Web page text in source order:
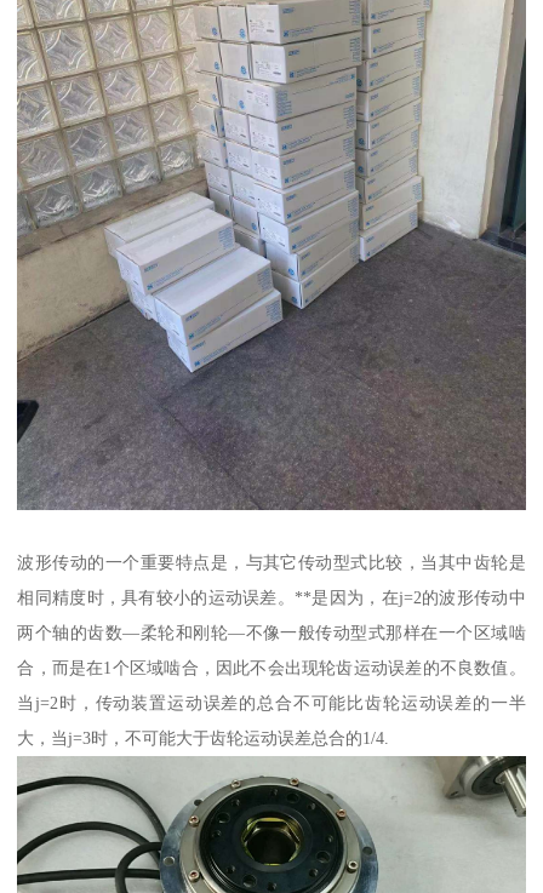
波形传动的一个重要特点是，与其它传动型式比较，当其中齿轮是
相同精度时，具有较小的运动误差。**是因为，在j=2的波形传动中
两个轴的齿数—柔轮和刚轮—不像一般传动型式那样在一个区域啮
合，而是在1个区域啮合，因此不会出现轮齿运动误差的不良数值。
当j=2时，传动装置运动误差的总合不可能比齿轮运动误差的一半
大，当j=3时，不可能大于齿轮运动误差总合的1/4.